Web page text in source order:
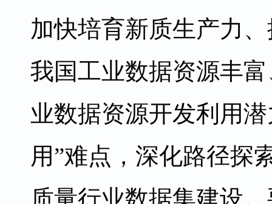
加快培育新质生产力
我国工业数据资源丰
业数据资源开发利用
用”难点，深化路径探
质量行业数据集建设